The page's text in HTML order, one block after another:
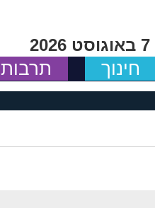
חינוך תרבות